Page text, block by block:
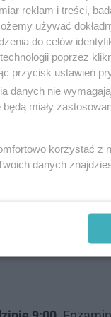
do
tego języka
przystąpi 0,4
przystąpienie do
1,2 proc.
reklam i treści,
używać
do celów
poprzez
przycisk ustawień
danych nie
miały
korzystać z
danych